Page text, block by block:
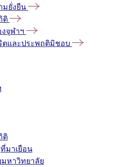
มยั่งยืน
ติ
จุฬาฯ
ตและประพฤติมิชอบ
ติ
มาเยือน
หาวิทยาลัย